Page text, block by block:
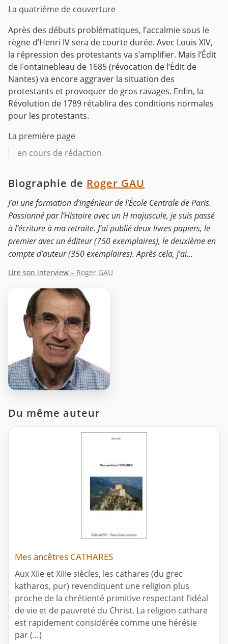
La quatrième de couverture
Après des débuts problématiques, l’accalmie sous le
règne d’Henri IV sera de courte durée. Avec Louis XIV,
la répression des protestants va s’amplifier. Mais l’Édit
de Fontainebleau de 1685 (révocation de l’Édit de
Nantes) va encore aggraver la situation des
protestants et provoquer de gros ravages. Enfin, la
Révolution de 1789 rétablira des conditions normales
pour les protestants.
La première page
en cours de rédaction
Biographie de Roger GAU
J’ai une formation d’ingénieur de l’École Centrale de Paris.
Passionné par l’Histoire avec un H majuscule, je suis passé
à l’écriture à ma retraite. J’ai publié deux livres papiers, le
premier avec un éditeur (750 exemplaires), le deuxième en
compte d’auteur (350 exemplaires). Après cela, j’ai...
Lire son interview – Roger GAU
Du même auteur
Mes ancêtres CATHARES
Aux XIIe et XIIIe siècles, les cathares (du grec
katharos, pur) revendiquent une religion plus
proche de la chrétienté primitive respectant l’idéal
de vie et de pauvreté du Christ. La religion cathare
est rapidement considérée comme une hérésie
par (…)